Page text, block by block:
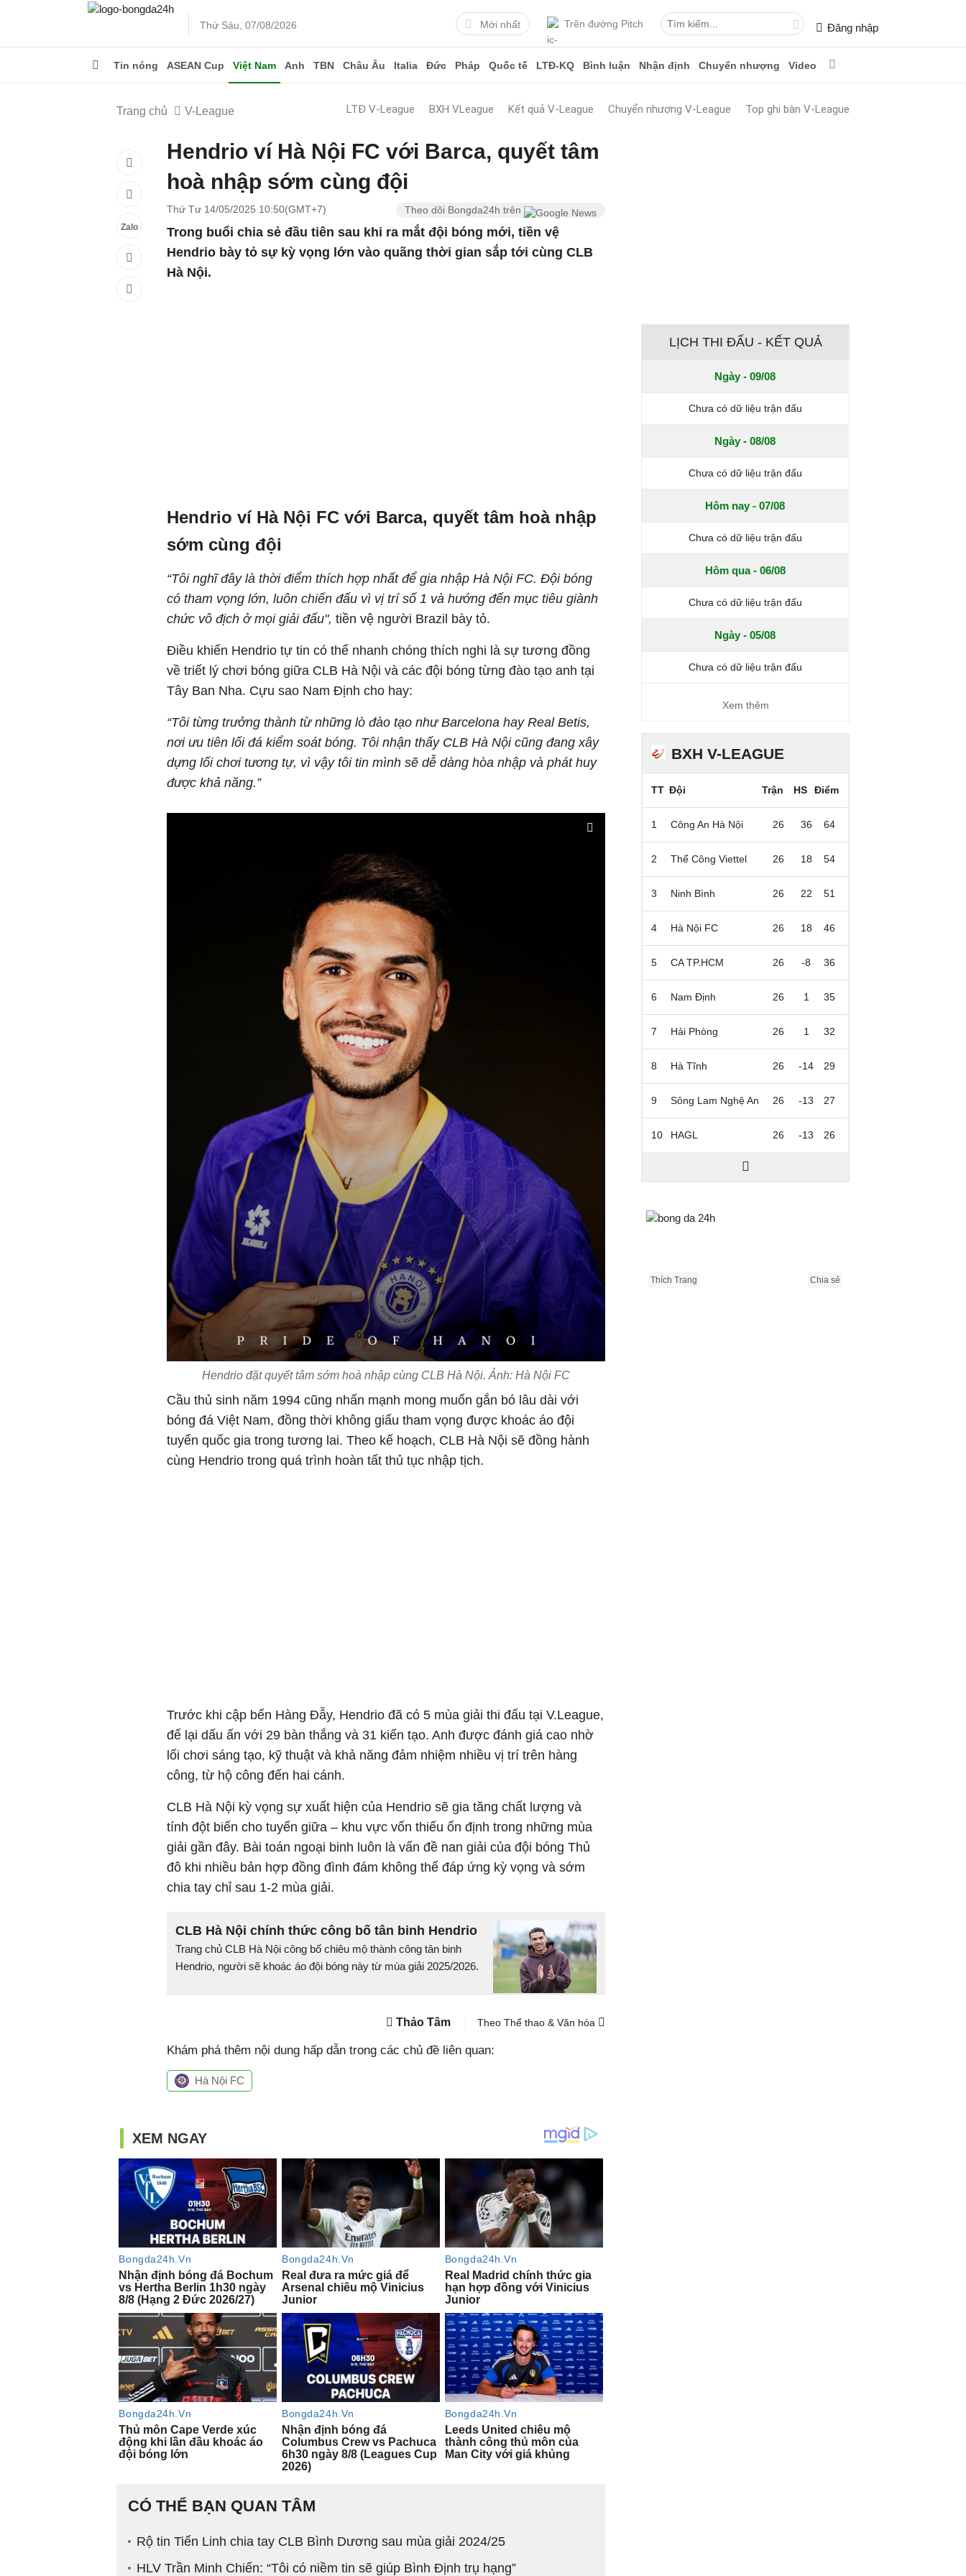
Thứ Sáu, 07/08/2026 Mới nhất Trên đường Pitch Đăng nhập
Tin nóng ASEAN Cup Việt Nam Anh TBN Châu Âu Italia Đức Pháp Quốc tế LTĐ-KQ Bình luận Nhận định Chuyển nhượng Video
Trang chủ V-League LTĐ V-League BXH VLeague Kết quả V-League Chuyển nhượng V-League Top ghi bàn V-League
Zalo
Hendrio ví Hà Nội FC với Barca, quyết tâm
hoà nhập sớm cùng đội
Thứ Tư 14/05/2025 10:50(GMT+7) Theo dõi Bongda24h trên
Trong buổi chia sẻ đầu tiên sau khi ra mắt đội bóng mới, tiền vệ
Hendrio bày tỏ sự kỳ vọng lớn vào quãng thời gian sắp tới cùng CLB
Hà Nội.
Hendrio ví Hà Nội FC với Barca, quyết tâm hoà nhập
sớm cùng đội
“Tôi nghĩ đây là thời điểm thích hợp nhất để gia nhập Hà Nội FC. Đội bóng
có tham vọng lớn, luôn chiến đấu vì vị trí số 1 và hướng đến mục tiêu giành
chức vô địch ở mọi giải đấu", tiền vệ người Brazil bày tỏ.
Điều khiến Hendrio tự tin có thể nhanh chóng thích nghi là sự tương đồng
về triết lý chơi bóng giữa CLB Hà Nội và các đội bóng từng đào tạo anh tại
Tây Ban Nha. Cựu sao Nam Định cho hay:
“Tôi từng trưởng thành từ những lò đào tạo như Barcelona hay Real Betis,
nơi ưu tiên lối đá kiểm soát bóng. Tôi nhận thấy CLB Hà Nội cũng đang xây
dựng lối chơi tương tự, vì vậy tôi tin mình sẽ dễ dàng hòa nhập và phát huy
được khả năng.”
Hendrio đặt quyết tâm sớm hoà nhập cùng CLB Hà Nội. Ảnh: Hà Nội FC
Cầu thủ sinh năm 1994 cũng nhấn mạnh mong muốn gắn bó lâu dài với
bóng đá Việt Nam, đồng thời không giấu tham vọng được khoác áo đội
tuyển quốc gia trong tương lai. Theo kế hoạch, CLB Hà Nội sẽ đồng hành
cùng Hendrio trong quá trình hoàn tất thủ tục nhập tịch.
Trước khi cập bến Hàng Đẫy, Hendrio đã có 5 mùa giải thi đấu tại V.League,
để lại dấu ấn với 29 bàn thắng và 31 kiến tạo. Anh được đánh giá cao nhờ
lối chơi sáng tạo, kỹ thuật và khả năng đảm nhiệm nhiều vị trí trên hàng
công, từ hộ công đến hai cánh.
CLB Hà Nội kỳ vọng sự xuất hiện của Hendrio sẽ gia tăng chất lượng và
tính đột biến cho tuyến giữa – khu vực vốn thiếu ổn định trong những mùa
giải gần đây. Bài toán ngoại binh luôn là vấn đề nan giải của đội bóng Thủ
đô khi nhiều bản hợp đồng đình đám không thể đáp ứng kỳ vọng và sớm
chia tay chỉ sau 1-2 mùa giải.
CLB Hà Nội chính thức công bố tân binh Hendrio
Trang chủ CLB Hà Nội công bố chiêu mộ thành công tân binh
Hendrio, người sẽ khoác áo đội bóng này từ mùa giải 2025/2026.
Thảo Tâm Theo Thể thao & Văn hóa
Khám phá thêm nội dung hấp dẫn trong các chủ đề liên quan:
Hà Nội FC
CÓ THỂ BẠN QUAN TÂM
Rộ tin Tiến Linh chia tay CLB Bình Dương sau mùa giải 2024/25
HLV Trần Minh Chiến: “Tôi có niềm tin sẽ giúp Bình Định trụ hạng”
LỊCH THI ĐẤU - KẾT QUẢ
Ngày - 09/08
Chưa có dữ liệu trận đấu
Ngày - 08/08
Chưa có dữ liệu trận đấu
Hôm nay - 07/08
Chưa có dữ liệu trận đấu
Hôm qua - 06/08
Chưa có dữ liệu trận đấu
Ngày - 05/08
Chưa có dữ liệu trận đấu
Xem thêm
BXH V-LEAGUE
TT Đội Trận HS Điểm
1 Công An Hà Nội 26 36 64
2 Thể Công Viettel 26 18 54
3 Ninh Bình 26 22 51
4 Hà Nội FC 26 18 46
5 CA TP.HCM 26 -8 36
6 Nam Định 26 1 35
7 Hải Phòng 26 1 32
8 Hà Tĩnh 26 -14 29
9 Sông Lam Nghệ An 26 -13 27
10 HAGL 26 -13 26
Thích Trang Chia sẻ